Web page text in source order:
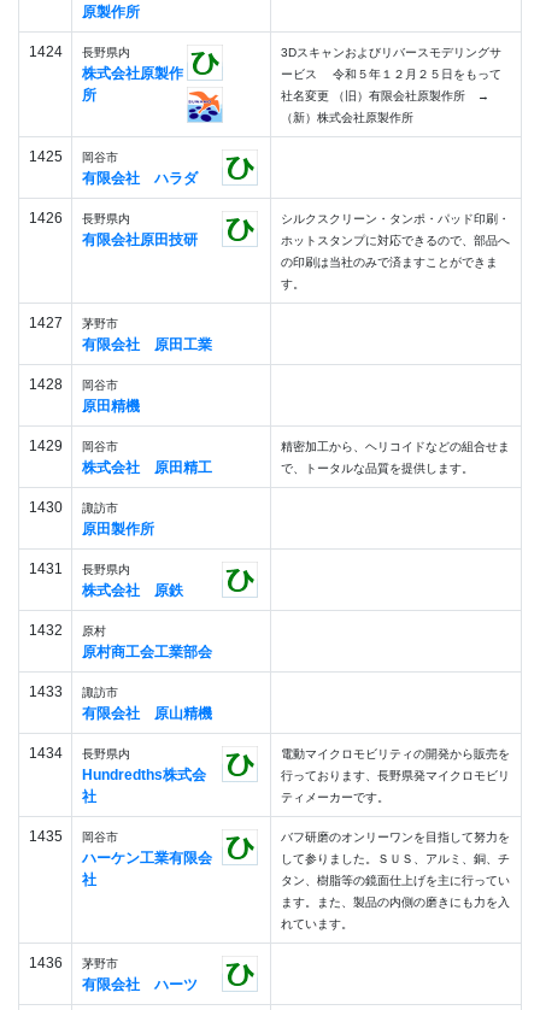
原製作所
1424 長野県内
株式会社原製作
所
3Dスキャンおよびリバースモデリングサ
ービス 令和５年１２月２５日をもって
社名変更 （旧）有限会社原製作所 →
（新）株式会社原製作所
1425 岡谷市
有限会社 ハラダ
1426 長野県内
有限会社原田技研
シルクスクリーン・タンポ・パッド印刷・
ホットスタンプに対応できるので、部品へ
の印刷は当社のみで済ますことができま
す。
1427 茅野市
有限会社 原田工業
1428 岡谷市
原田精機
1429 岡谷市
株式会社 原田精工
精密加工から、ヘリコイドなどの組合せま
で、トータルな品質を提供します。
1430 諏訪市
原田製作所
1431 長野県内
株式会社 原鉄
1432 原村
原村商工会工業部会
1433 諏訪市
有限会社 原山精機
1434 長野県内
Hundredths株式会
社
電動マイクロモビリティの開発から販売を
行っております、長野県発マイクロモビリ
ティメーカーです。
1435 岡谷市
ハーケン工業有限会
社
バフ研磨のオンリーワンを目指して努力を
して参りました。ＳＵＳ、アルミ、銅、チ
タン、樹脂等の鏡面仕上げを主に行ってい
ます。また、製品の内側の磨きにも力を入
れています。
1436 茅野市
有限会社 ハーツ